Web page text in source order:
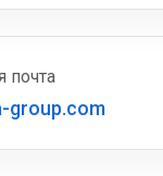
почта
group.com